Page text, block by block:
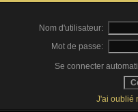
Nom d'utilisateur:
Mot de passe:
Se connecter
J'ai oublié